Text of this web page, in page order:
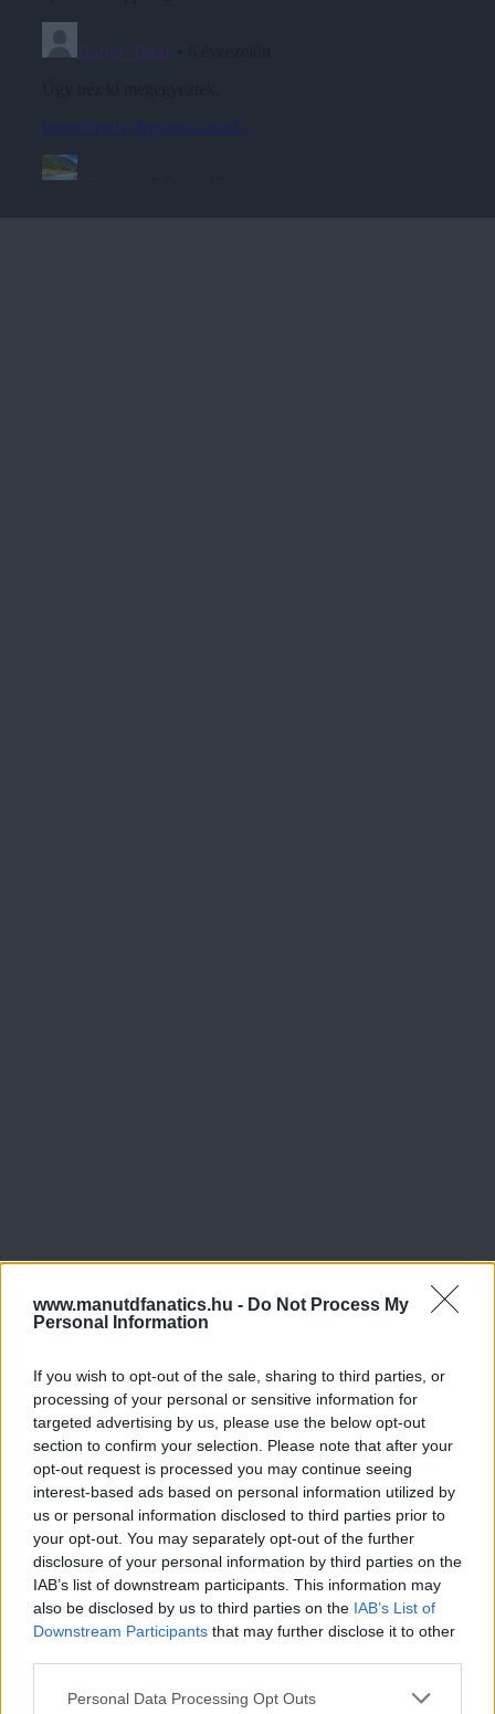
www.manutdfanatics.hu - Do Not Process My
Personal Information
If you wish to opt-out of the sale, sharing to third parties, or
processing of your personal or sensitive information for
targeted advertising by us, please use the below opt-out
section to confirm your selection. Please note that after your
opt-out request is processed you may continue seeing
interest-based ads based on personal information utilized by
us or personal information disclosed to third parties prior to
your opt-out. You may separately opt-out of the further
disclosure of your personal information by third parties on the
IAB’s list of downstream participants. This information may
also be disclosed by us to third parties on the IAB’s List of
Downstream Participants that may further disclose it to other
Please note that this website/app uses one or more Google
Personal Data Processing Opt Outs